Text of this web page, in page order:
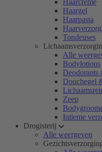
Haarcrème
Haargel
Haarpasta
Tondeuses
Alle
Bodylotions
Deodorants
Douchegel
Zeep
Intieme
Drogisterij
Alle weergeven